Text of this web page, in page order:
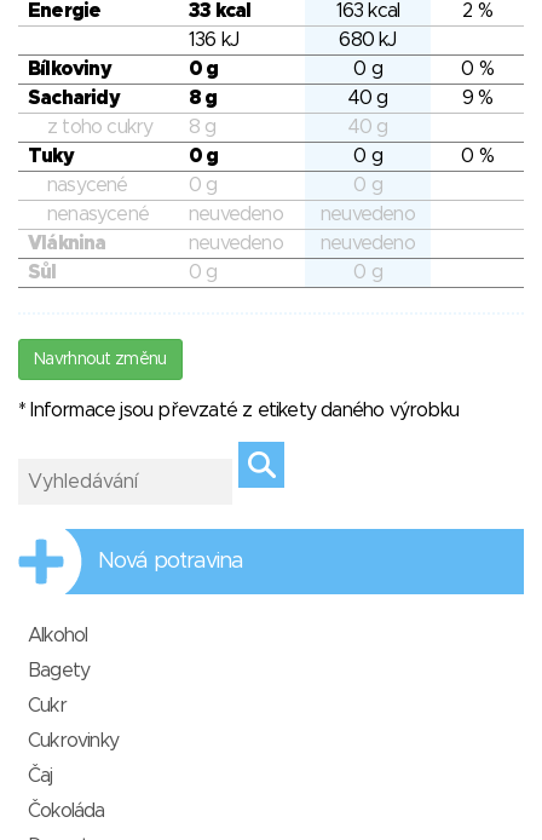
Energie 33 kcal 163 kcal
2 %
136 kJ
680 kJ
Bílkoviny
0 g 0 g
0 %
Sacharidy
8 g 40 g
9 %
z toho cukry
8 g
40 g
Tuky
0 g 0 g
0 %
nasycené
0 g
0 g
nenasycené
neuvedeno
neuvedeno
Vláknina
neuvedeno
neuvedeno
Sůl
0 g 0 g
Navrhnout změnu
* Informace jsou převzaté z etikety daného výrobku
Nová potravina
Alkohol
Bagety
Cukr
Cukrovinky
Čaj
Čokoláda